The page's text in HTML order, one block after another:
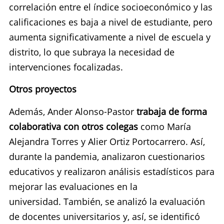
correlación entre el índice socioeconómico y las
calificaciones es baja a nivel de estudiante, pero
aumenta significativamente a nivel de escuela y
distrito, lo que subraya la necesidad de
intervenciones focalizadas.
Otros proyectos
Además, Ander Alonso-Pastor trabaja de forma
colaborativa con otros colegas como María
Alejandra Torres y Alier Ortiz Portocarrero. Así,
durante la pandemia, analizaron cuestionarios
educativos y realizaron análisis estadísticos para
mejorar las evaluaciones en la
universidad. También, se analizó la evaluación
de docentes universitarios y, así, se identificó